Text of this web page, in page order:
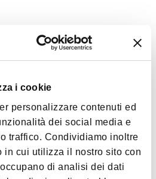
i cookie
personalizzare contenuti ed
dei social media e
traffico. Condividiamo inoltre
in cui utilizza il nostro sito con
di analisi dei dati